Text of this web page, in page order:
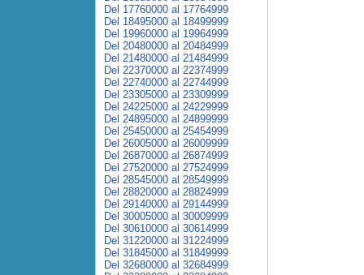
Del 17760000 al 17764999
Del 18495000 al 18499999
Del 19960000 al 19964999
Del 20480000 al 20484999
Del 21480000 al 21484999
Del 22370000 al 22374999
Del 22740000 al 22744999
Del 23305000 al 23309999
Del 24225000 al 24229999
Del 24895000 al 24899999
Del 25450000 al 25454999
Del 26005000 al 26009999
Del 26870000 al 26874999
Del 27520000 al 27524999
Del 28545000 al 28549999
Del 28820000 al 28824999
Del 29140000 al 29144999
Del 30005000 al 30009999
Del 30610000 al 30614999
Del 31220000 al 31224999
Del 31845000 al 31849999
Del 32680000 al 32684999